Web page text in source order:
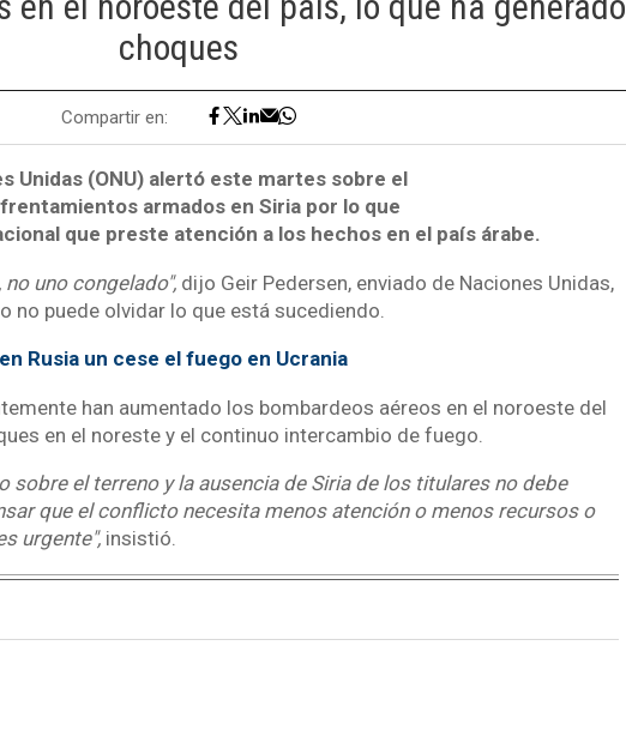
choques
Compartir en:
Unidas (ONU) alertó este martes sobre el
armados en Siria por lo que
que preste atención a los hechos en el país árabe.
uno congelado", dijo Geir Pedersen, enviado de Naciones Unidas,
no puede olvidar lo que está sucediendo.
Rusia un cese el fuego en Ucrania
han aumentado los bombardeos aéreos en el noroeste del
en el noreste y el continuo intercambio de fuego.
sobre el terreno y la ausencia de Siria de los titulares no debe
que el conflicto necesita menos atención o menos recursos o
urgente", insistió.